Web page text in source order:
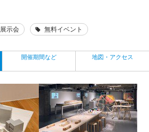
示会 無料イベント
開催期間など 地図・アクセス